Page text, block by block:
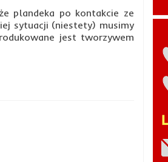
plandeka po kontakcie ze
sytuacji (niestety) musimy
jest tworzywem